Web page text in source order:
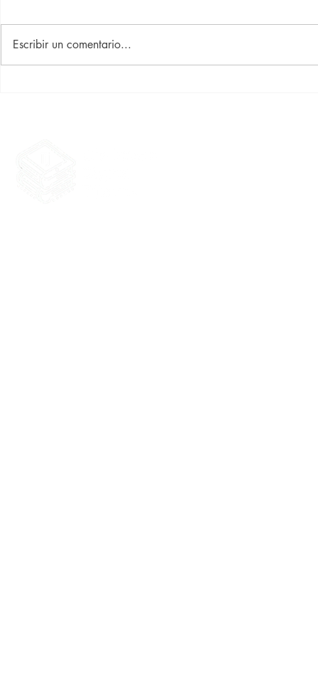
Diego Moreno
Julieta
Escribir un comentario...